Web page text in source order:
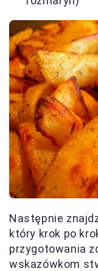
Następnie
który krok po
przygotowania
wskazówkom